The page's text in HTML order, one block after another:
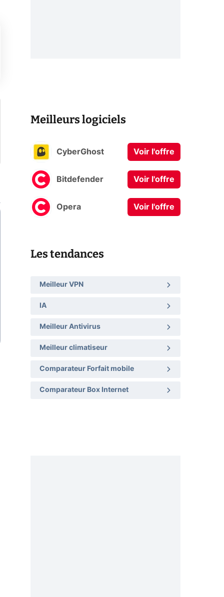
Meilleurs logiciels
CyberGhost Voir l'offre
Bitdefender Voir l'offre
Opera Voir l'offre
Les tendances
Meilleur VPN
IA
Meilleur Antivirus
Meilleur climatiseur
Comparateur Forfait mobile
Comparateur Box Internet